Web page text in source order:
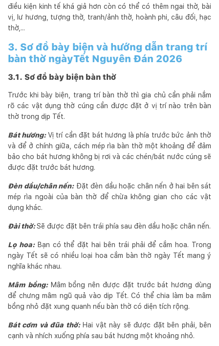
điều kiện kinh tế khá giả hơn còn có thể có thêm ngai thờ, bài
vị, lư hương, tượng thờ, tranh/ảnh thờ, hoành phi, câu đối, hạc
thờ,...
3. Sơ đồ bày biện và hướng dẫn trang trí
bàn thờ ngàyTết Nguyên Đán 2026
3.1. Sơ đồ bày biện bàn thờ
Trước khi bày biện, trang trí bàn thờ thì gia chủ cần phải nắm
rõ các vật dụng thờ cúng cần được đặt ở vị trí nào trên bàn
thờ trong dịp Tết.
Bát hương:Vị trí cần đặt bát hương là phía trước bức ảnh thờ
và để ở chính giữa, cách mép rìa bàn thờ một khoảng để đảm
bảo cho bát hương không bị rơi và các chén/bát nước cúng sẽ
được đặt trước bát hương.
Đèn dầu/chân nến:Đặt đèn dầu hoặc chân nến ở hai bên sát
mép rìa ngoài của bàn thờ để chừa không gian cho các vật
dụng khác.
Đài thờ:Sẽ được đặt bên trái phía sau đèn dầu hoặc chân nến.
Lọ hoa:Bạn có thể đặt hai bên trái phải để cắm hoa. Trong
ngày Tết sẽ có nhiều loại hoa cắm bàn thờ ngày Tết mang ý
nghĩa khác nhau.
Mâm bồng:Mâm bồng nên được đặt trước bát hương dùng
để chưng mâm ngũ quả vào dịp Tết. Có thể chia làm ba mâm
bồng nhỏ đặt xung quanh nếu bàn thờ có diện tích rộng.
Bát cơm và đũa thờ:Hai vật này sẽ được đặt bên phải, bên
cạnh và nhích xuống phía sau bát hương một khoảng nhỏ.